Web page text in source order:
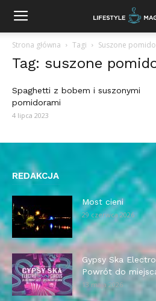
Strona główna Tagi Suszone
Tag: suszone
Spaghetti z bobem i suszonymi
pomidorami
4 lipca 2023
REDAKCJA
Most cieni
29 czerwca 2026
Gypsy Ska
Powrót do
13 maja 2026